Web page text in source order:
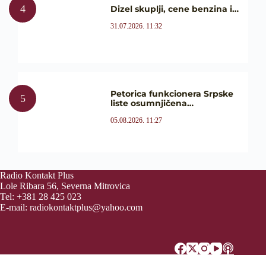
Dizel skuplji, cene benzina i…
31.07.2026. 11:32
Petorica funkcionera Srpske
liste osumnjičena…
05.08.2026. 11:27
Radio Kontakt Plus
Lole Ribara 56, Severna Mitrovica
Tel: +381 28 425 023
E-mail: radiokontaktplus@yahoo.com